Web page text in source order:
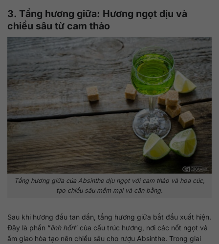
3. Tầng hương giữa: Hương ngọt dịu và
chiều sâu từ cam thảo
Tầng hương giữa của Absinthe dịu ngọt với cam thảo và hoa cúc,
tạo chiều sâu mềm mại và cân bằng.
Sau khi hương đầu tan dần, tầng hương giữa bắt đầu xuất hiện.
Đây là phần “linh hồn” của cấu trúc hương, nơi các nốt ngọt và
ấm giao hòa tạo nên chiều sâu cho rượu Absinthe. Trong giai